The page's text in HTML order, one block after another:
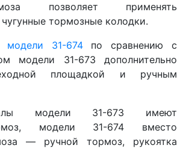
позволяет применять
тормозные колодки.
модели 31-674по сравнению с
модели 31-673 дополнительно
площадкой и ручным
модели 31-673 имеют
модели 31-674 вместо
— ручной тормоз, рукоятка